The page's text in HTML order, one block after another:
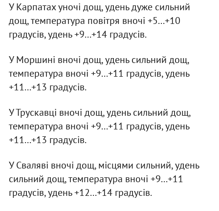
У Карпатах уночі дощ, удень дуже сильний
дощ, температура повітря вночі +5...+10
градусів, удень +9...+14 градусів.
У Моршині вночі дощ, удень сильний дощ,
температура вночі +9...+11 градусів, удень
+11...+13 градусів.
У Трускавці вночі дощ, удень сильний дощ,
температура вночі +9...+11 градусів, удень
+11...+13 градусів.
У Сваляві вночі дощ, місцями сильний, удень
сильний дощ, температура вночі +9...+11
градусів, удень +12...+14 градусів.